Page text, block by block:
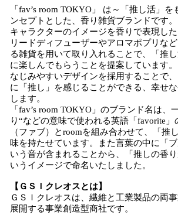
「fav’s room TOKYO」 は～「推し活」
ンセプトとした、香り雑貨ブランドです
キャラクターのイメージを香りで表現し
リードディフューザーやアロマポプリな
る雑貨を用いて取り入れることで、「推
に楽しんでもらうことを提案しています
なじみやすいデザインを採用することで
に「推し」を感じることができる、幸せ
します。
「fav’s room TOKYO」のブランド名は、
り“などの意味で使われる英語「favorite
（ファブ）とroomを組み合わせて、「推
味を持たせています。また言葉の中に「
いう音が含まれることから、「推しの香
いうイメージで命名いたしました。
【ＧＳＩクレオスとは】
ＧＳＩクレオスは、繊維と⼯業製品の両
展開する事業創造型商社です。